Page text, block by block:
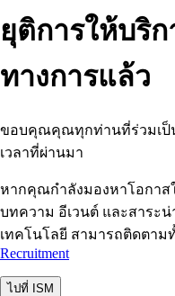
ยุติการให้บริก
ทางการแล้ว
ขอบคุณคุณทุกท่านที่ร่วมเป็
เวลาที่ผ่านมา
หากคุณกำลังมองหาโอกาส
บทความ อีเวนต์ และสาระน่
เทคโนโลยี สามารถติดตาม
Recruitment
ไปที่ ISM